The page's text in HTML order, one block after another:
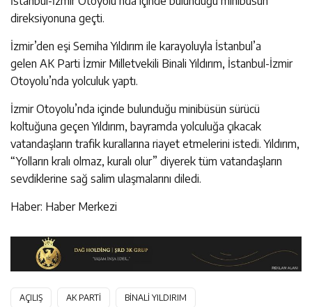
direksiyonuna geçti.
İzmir’den eşi Semiha Yıldırım ile karayoluyla İstanbul’a
gelen AK Parti İzmir Milletvekili Binali Yıldırım, İstanbul-İzmir
Otoyolu’nda yolculuk yaptı.
İzmir Otoyolu’nda içinde bulunduğu minibüsün sürücü
koltuğuna geçen Yıldırım, bayramda yolculuğa çıkacak
vatandaşların trafik kurallarına riayet etmelerini istedi. Yıldırım,
“Yolların kralı olmaz, kuralı olur” diyerek tüm vatandaşların
sevdiklerine sağ salim ulaşmalarını diledi.
Haber: Haber Merkezi
AÇILIŞ AK PARTİ BİNALİ YILDIRIM